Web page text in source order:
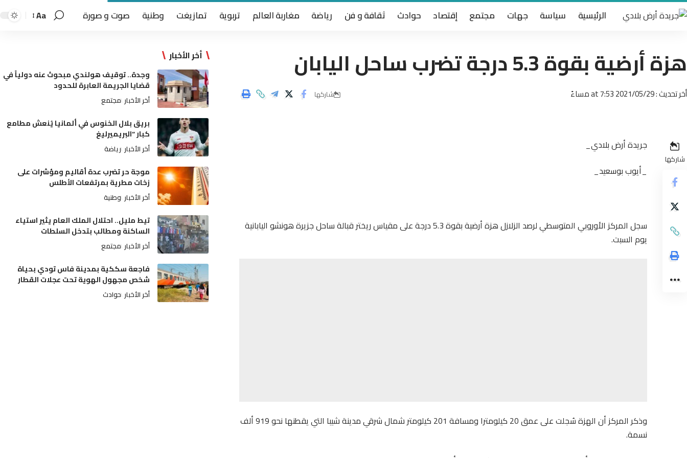
الرئيسية سياسة جهات مجتمع إقتصاد حوادث ثقافة و فن رياضة مغاربة العالم تربوية تمازيغت وطنية صوت و صورة Aa
هزة أرضية بقوة 5.3 درجة تضرب ساحل اليابان
أخر تحديث : 2021/05/29 at 7:53 مساءً شاركها
شاركها
جريدة أرض بلادي_
_أيوب بوسعيد_
سجل المركز الأوروبي المتوسطي لرصد الزلازل هزة أرضية بقوة 5.3 درجة على مقياس ريختر قبالة ساحل جزيرة هونشو اليابانية
يوم السبت.
وذكر المركز أن الهزة سُجلت على عمق 20 كيلومترا ومسافة 201 كيلومتر شمال شرقي مدينة شيبا التي يقطنها نحو 919 ألف
نسمة.
أخر الأخبار
وجدة.. توقيف هولندي مبحوث عنه دولياً في
قضايا الجريمة العابرة للحدود
أخر الأخبار مجتمع
بريق بلال الخنوس في ألمانيا يُنعش مطامع
كبار “البريميرليغ
أخر الأخبار رياضة
موجة حر تضرب عدة أقاليم ومؤشرات على
زخات مطرية بمرتفعات الأطلس
أخر الأخبار وطنية
تيط مليل.. احتلال الملك العام يثير استياء
الساكنة ومطالب بتدخل السلطات
أخر الأخبار مجتمع
فاجعة سككية بمدينة فاس تودي بحياة
شخص مجهول الهوية تحت عجلات القطار
أخر الأخبار حوادث